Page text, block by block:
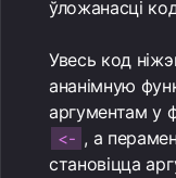
ўложанасці
Увесь код
ананімную
аргументам у
<- , а
становіцца